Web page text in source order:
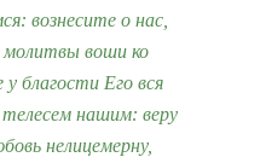
вознесите о нас,
воши ко
у благости Его вся
нашим: веру
нелицемерну,